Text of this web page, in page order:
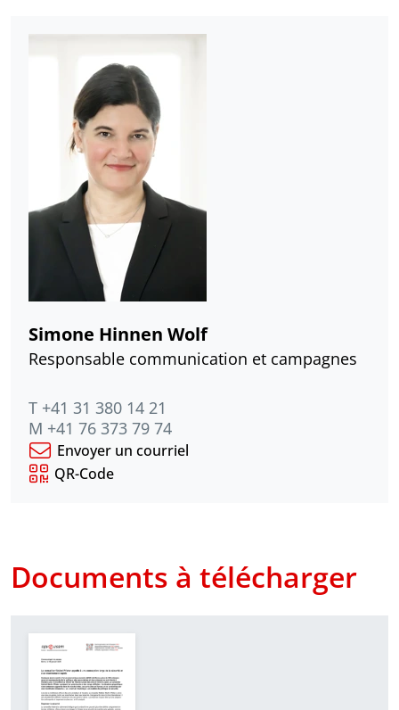
Simone Hinnen Wolf
Responsable communication et campagnes
T +41 31 380 14 21
M +41 76 373 79 74
Envoyer un courriel
QR-Code
Documents à télécharger